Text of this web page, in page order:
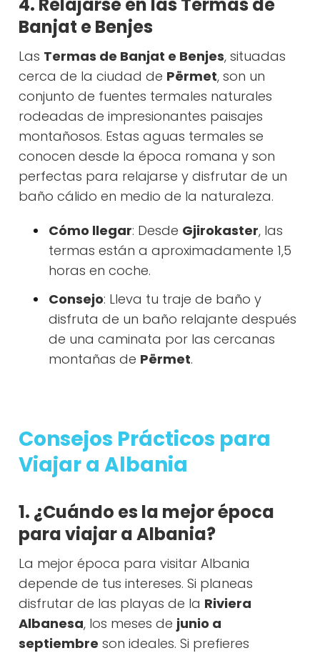
Banjat e Benjes
Las Termas de Banjat e Benjes, situadas
cerca de la ciudad de Përmet, son un
conjunto de fuentes termales naturales
rodeadas de impresionantes paisajes
montañosos. Estas aguas termales se
conocen desde la época romana y son
perfectas para relajarse y disfrutar de un
baño cálido en medio de la naturaleza.
Cómo llegar: Desde Gjirokaster, las
termas están a aproximadamente 1,5
horas en coche.
Consejo: Lleva tu traje de baño y
disfruta de un baño relajante después
de una caminata por las cercanas
montañas de Përmet.
Consejos Prácticos para
Viajar a Albania
1. ¿Cuándo es la mejor época
para viajar a Albania?
La mejor época para visitar Albania
depende de tus intereses. Si planeas
disfrutar de las playas de la Riviera
Albanesa, los meses de junio a
septiembre son ideales. Si prefieres